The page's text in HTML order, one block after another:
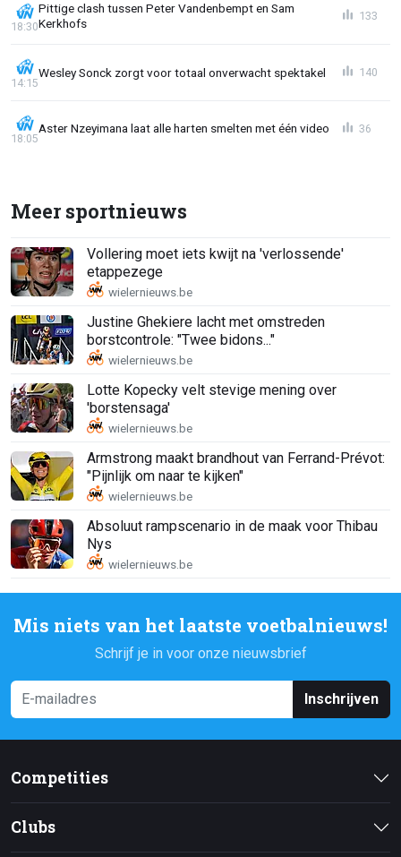
Pittige clash tussen Peter Vandenbempt en Sam
Kerkhofs
18:30
133
Wesley Sonck zorgt voor totaal onverwacht spektakel
14:15
140
Aster Nzeyimana laat alle harten smelten met één video
18:05
36
Meer sportnieuws
Vollering moet iets kwijt na 'verlossende'
etappezege
Justine Ghekiere lacht met omstreden
borstcontrole: "Twee bidons..."
Lotte Kopecky velt stevige mening over
'borstensaga'
Armstrong maakt brandhout van Ferrand-Prévot:
"Pijnlijk om naar te kijken"
Absoluut rampscenario in de maak voor Thibau
Nys
Mis niets van het laatste voetbalnieuws!
Schrijf je in voor onze nieuwsbrief
Inschrijven
Competities
Clubs